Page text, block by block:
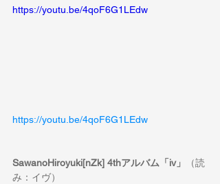
https://youtu.be/4qoF6G1LEdw
https://youtu.be/4qoF6G1LEdw
SawanoHiroyuki[nZk] 4thアルバム「iv」
（読
み：イヴ）